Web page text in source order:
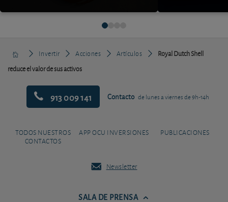
Invertir Acciones Artículos
Royal Dutch Shell
reduce el valor de sus activos
913 009 141 Contacto de lunes a viernes de 9h-14h
TODOS NUESTROS
CONTACTOS
APP OCU INVERSIONES PUBLICACIONES
Newsletter
SALA DE PRENSA